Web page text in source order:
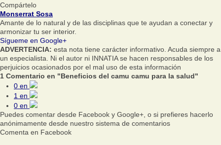
Compártelo
Monserrat Sosa
Amante de lo natural y de las disciplinas que te ayudan a conectar y
armonizar tu ser interior.
Sígueme en Google+
ADVERTENCIA: esta nota tiene carácter informativo. Acuda siempre a
un especialista. Ni el autor ni INNATIA se hacen responsables de los
perjuicios ocasionados por el mal uso de esta información
1 Comentario en "Beneficios del camu camu para la salud"
0 en
1 en
0 en
Puedes comentar desde Facebook y Google+, o si prefieres hacerlo
anónimamente desde nuestro sistema de comentarios
Comenta en Facebook